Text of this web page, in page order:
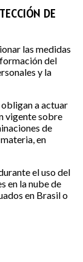
DE
las medidas
del
y la
obligan a actuar
vigente sobre
de
en
el uso del
en la nube de
en Brasil o